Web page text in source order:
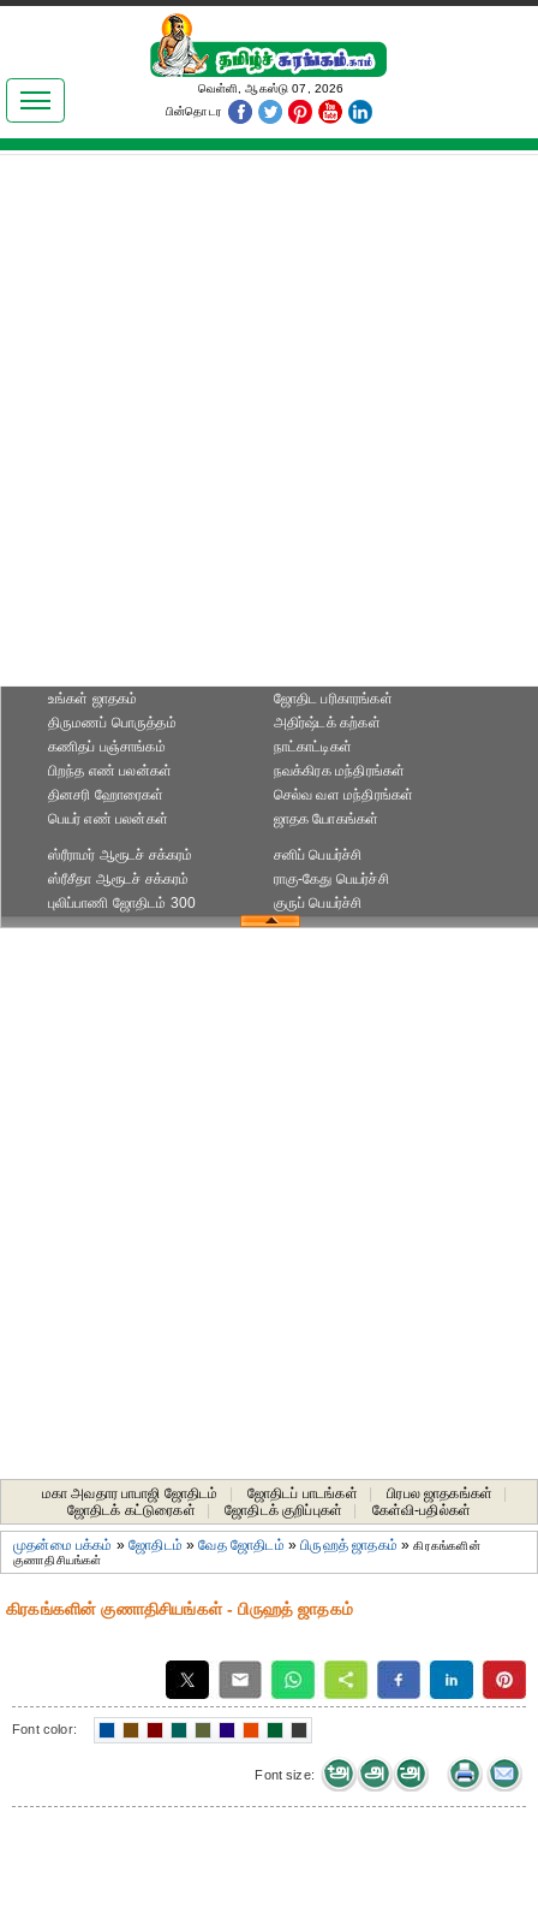
இலக்கியங்கள்
தமிழ் உலகம்
வெள்ளி, ஆகஸ்டு 07, 2026
பின்தொடர
உங்கள் ஜாதகம்
திருமணப் பொருத்தம்
கணிதப் பஞ்சாங்கம்
ஜோதிட ப‌ரிகார‌ங்க‌ள்
அதிர்ஷ்டக் கற்கள்
நாட்காட்டிகள்
பிறந்த எண் பலன்கள்
தினசரி ஹோரைகள்
பெயர் எண் பலன்கள்
நவக்கிரக மந்திரங்கள்
செல்வ வள மந்திரங்கள்
ஜாதக யோகங்கள்
ஸ்ரீராமர் ஆரூடச் சக்கரம்
ஸ்ரீசீதா ஆரூடச் சக்கரம்
புலிப்பாணி ஜோதிடம் 300
சனிப் பெயர்ச்சி
ராகு-கேது பெயர்ச்சி
குருப் பெயர்ச்சி
மகா அவதார பாபாஜி ஜோதிடம் ஜோதிடப் பாடங்கள் பிரபல ஜாதகங்கள்
ஜோதிடக் கட்டுரைகள்
ஜோதிடக் குறிப்புகள் கேள்வி-பதில்கள்
முதன்மை பக்கம் »ஜோதிடம் »வேத ஜோதிடம் »பிருஹத் ஜாதகம் »கிரகங்களின்
குணாதிசியங்கள்
கிரகங்களின் குணாதிசியங்கள் - பிருஹத் ஜாதகம்
Font color:
Font size: